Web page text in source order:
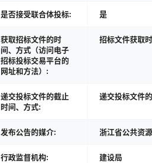
是否接受联合体投标: 是
获取招标文件的时
间、方式（访问电子
招标投标交易平台的
网址和方法）:
招标文件获取
递交投标文件的截止
时间、方式:
递交投标文件
发布公告的媒介: 浙江省公共资
行政监督机构: 建设局